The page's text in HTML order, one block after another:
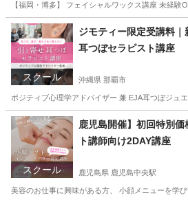
【福岡・博多】 フェイシャルワックス講座 未経
福岡 福岡市 その他 フェ
スクール
ジモティー限定受講料
耳つぼセラピスト講座
沖縄県 那覇市
ポジティブ心理学アドバイザー 兼 EJA耳つぼジュ
沖縄 那覇市 美容健康 つぼ
スクール
鹿児島開催】初回特別
ト講師向け2DAY講座
鹿児島県 鹿児島中央駅
美容のお仕事に興味がある方、 小顔メニューを学